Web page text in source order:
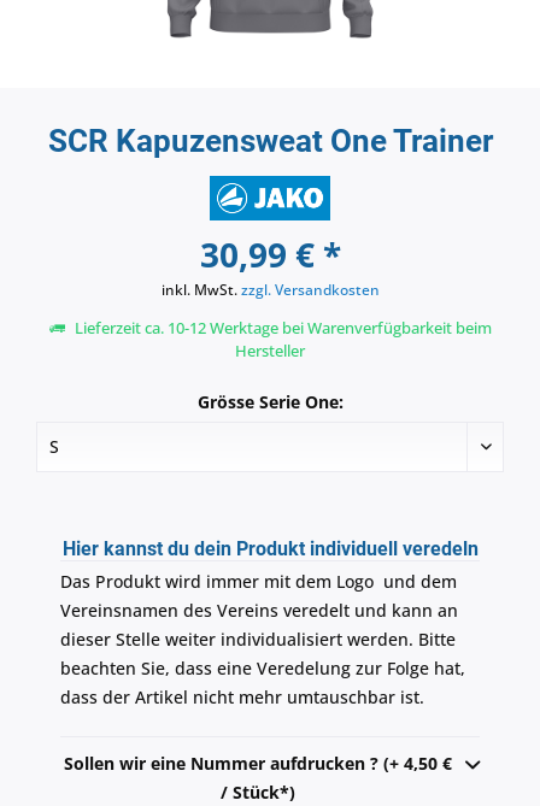
SCR Kapuzensweat One Trainer
30,99 € *
inkl. MwSt.zzgl. Versandkosten
Lieferzeit ca. 10-12 Werktage bei Warenverfügbarkeit beim
Hersteller
Grösse Serie One:
Hier kannst du dein Produkt individuell veredeln
Das Produkt wird immer mit dem Logo und dem
Vereinsnamen des Vereins veredelt und kann an
dieser Stelle weiter individualisiert werden. Bitte
beachten Sie, dass eine Veredelung zur Folge hat,
dass der Artikel nicht mehr umtauschbar ist.
Sollen wir eine Nummer aufdrucken ? (+ 4,50 €
/ Stück*)